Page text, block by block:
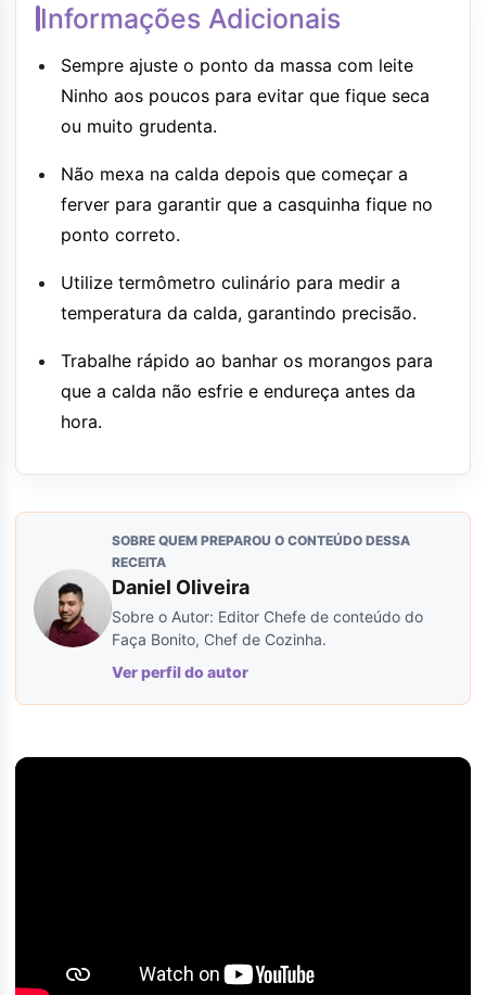
Informações Adicionais
Sempre ajuste o ponto da massa com leite
Ninho aos poucos para evitar que fique seca
ou muito grudenta.
Não mexa na calda depois que começar a
ferver para garantir que a casquinha fique no
ponto correto.
Utilize termômetro culinário para medir a
temperatura da calda, garantindo precisão.
Trabalhe rápido ao banhar os morangos para
que a calda não esfrie e endureça antes da
hora.
SOBRE QUEM PREPAROU O CONTEÚDO DESSA
RECEITA
Daniel Oliveira
Sobre o Autor: Editor Chefe de conteúdo do
Faça Bonito, Chef de Cozinha.
Ver perfil do autor